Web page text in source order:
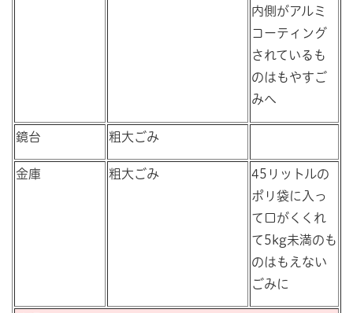
内側がアルミ
コーティング
されているも
のはもやすご
みへ
鏡台 粗大ごみ
金庫 粗大ごみ
45リットルの
ポリ袋に入っ
て口がくくれ
て5kg未満のも
のはもえない
ごみに